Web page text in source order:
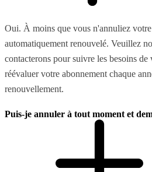
Oui. À moins que vous n'annuliez
automatiquement renouvelé. Veuillez
contacterons pour suivre les besoins
réévaluer votre abonnement chaque
renouvellement.
Puis-je annuler à tout moment et